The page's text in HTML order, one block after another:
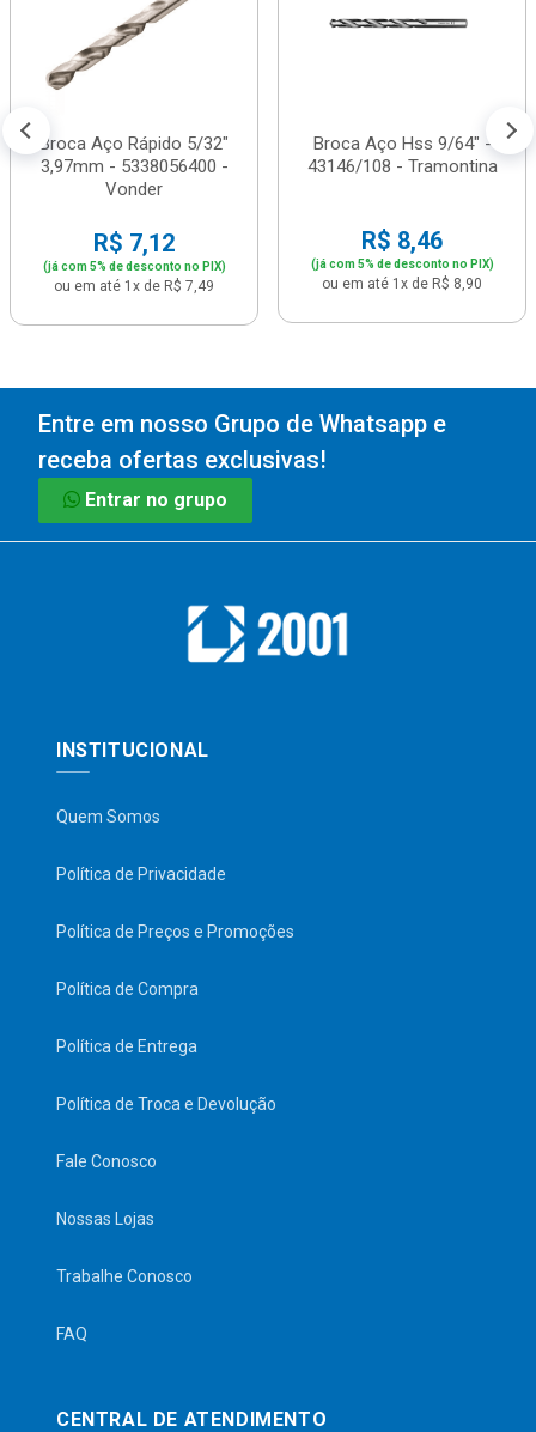
Broca Aço Rápido 5/32"
3,97mm - 5338056400 -
Vonder
R$ 7,12
(já com 5% de desconto no PIX)
ou em até 1x de R$ 7,49
Broca Aço Hss 9/64" -
43146/108 - Tramontina
R$ 8,46
(já com 5% de desconto no PIX)
ou em até 1x de R$ 8,90
Entre em nosso Grupo de Whatsapp e
receba ofertas exclusivas!
Entrar no grupo
INSTITUCIONAL
Quem Somos
Política de Privacidade
Política de Preços e Promoções
Política de Compra
Política de Entrega
Política de Troca e Devolução
Fale Conosco
Nossas Lojas
Trabalhe Conosco
FAQ
CENTRAL DE ATENDIMENTO